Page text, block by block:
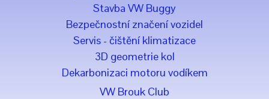
Stavba VW Buggy
Bezpečnostní značení vozidel
Servis - čištění klimatizace
3D geometrie kol
Dekarbonizaci motoru vodíkem
VW Brouk Club